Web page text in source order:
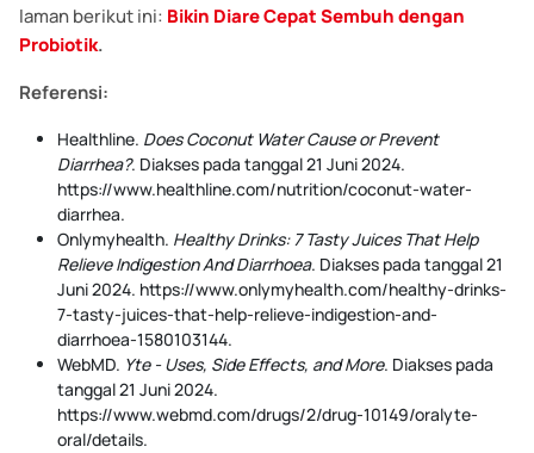
laman berikut ini: Bikin Diare Cepat Sembuh dengan
Probiotik.
Referensi:
Healthline. Does Coconut Water Cause or Prevent
Diarrhea?. Diakses pada tanggal 21 Juni 2024.
https://www.healthline.com/nutrition/coconut-water-
diarrhea.
Onlymyhealth. Healthy Drinks: 7 Tasty Juices That Help
Relieve Indigestion And Diarrhoea. Diakses pada tanggal 21
Juni 2024. https://www.onlymyhealth.com/healthy-drinks-
7-tasty-juices-that-help-relieve-indigestion-and-
diarrhoea-1580103144.
WebMD. Yte - Uses, Side Effects, and More. Diakses pada
tanggal 21 Juni 2024.
https://www.webmd.com/drugs/2/drug-10149/oralyte-
oral/details.